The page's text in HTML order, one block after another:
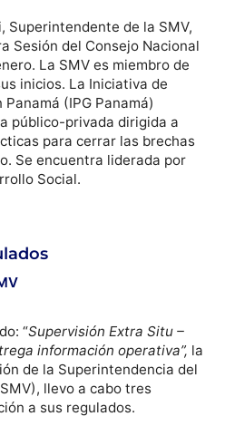
Superintendente de la SMV,
Sesión del Consejo Nacional
La SMV es miembro de
inicios. La Iniciativa de
(IPG Panamá)
público-privada dirigida a
para cerrar las brechas
Se encuentra liderada por
Social.
“Supervisión Extra Situ –
información operativa”, la
de la Superintendencia del
llevo a cabo tres
a sus regulados.